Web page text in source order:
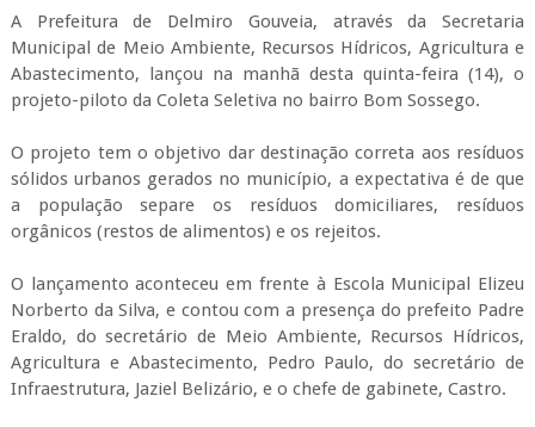
A Prefeitura de Delmiro Gouveia, através da Secretaria
Municipal de Meio Ambiente, Recursos Hídricos, Agricultura e
Abastecimento, lançou na manhã desta quinta-feira (14), o
projeto-piloto da Coleta Seletiva no bairro Bom Sossego.
O projeto tem o objetivo dar destinação correta aos resíduos
sólidos urbanos gerados no município, a expectativa é de que
a população separe os resíduos domiciliares, resíduos
orgânicos (restos de alimentos) e os rejeitos.
O lançamento aconteceu em frente à Escola Municipal Elizeu
Norberto da Silva, e contou com a presença do prefeito Padre
Eraldo, do secretário de Meio Ambiente, Recursos Hídricos,
Agricultura e Abastecimento, Pedro Paulo, do secretário de
Infraestrutura, Jaziel Belizário, e o chefe de gabinete, Castro.